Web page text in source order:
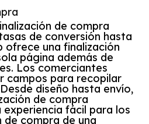
de compra
de conversión hasta
ofrece una finalización
página además de
Los comerciantes
campos para recopilar
diseño hasta envío,
de compra
experiencia fácil para los
de compra de una